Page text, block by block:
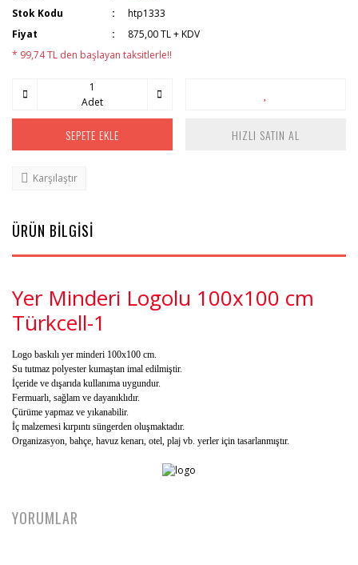
Stok Kodu
htp1333
Fiyat
875,00 TL + KDV
* 99,74 TL den başlayan taksitlerle!!
Adet
SEPETE EKLE HIZLI SATIN AL
Karşılaştır
ÜRÜN BİLGİSİ
Yer Minderi Logolu 100x100 cm
Türkcell-1
Logo baskılı yer minderi 100x100 cm.
Su tutmaz polyester kumaştan imal edilmiştir.
İçeride ve dışarıda kullanıma uygundur.
Fermuarlı, sağlam ve dayanıklıdır.
Çürüme yapmaz ve yıkanabilir.
İç malzemesi kırpıntı süngerden oluşmaktadır.
Organizasyon, bahçe, havuz kenarı, otel, plaj vb. yerler için tasarlanmıştır.
YORUMLAR